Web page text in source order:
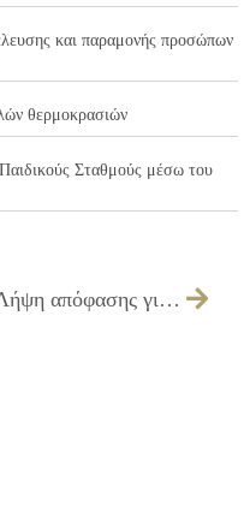
και παραμονής προσώπων
θερμοκρασιών
Σταθμούς μέσω του
Λήψη απόφασης για τον έγκριση πίστωσης 5.000,00€ εις βάρος του Κ.Α.15.6471.0012 για προμήθεια εδεσμάτων τροφίμων για αποκριάτικες εκδηλώσεις κούλουμα 2010.